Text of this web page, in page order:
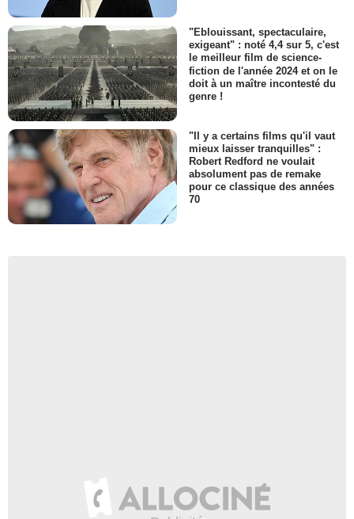
"Eblouissant, spectaculaire,
exigeant" : noté 4,4 sur 5, c'est
le meilleur film de science-
fiction de l'année 2024 et on le
doit à un maître incontesté du
genre !
"Il y a certains films qu'il vaut
mieux laisser tranquilles" :
Robert Redford ne voulait
absolument pas de remake
pour ce classique des années
70